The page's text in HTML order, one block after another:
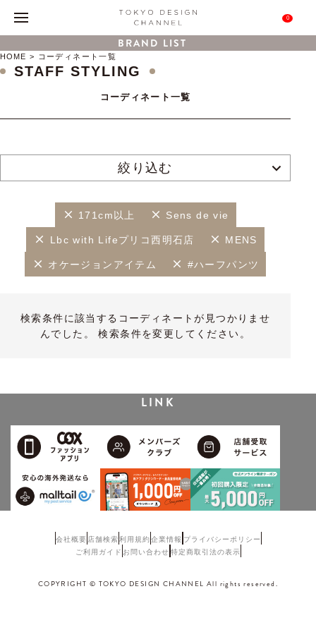
0
BRAND LIST
HOME コーディネート一覧
STAFF STYLING
コーディネート一覧
絞り込む
171cm以上 Sens de vie
Lbc with Lifeプリコ西明石店 MENS
オケージョンアイテム #ハーフパンツ
検索条件に該当するコーディネートが見つかりませ
んでした。 検索条件を変更してください。
LINK
会社概要 店舗検索利用規約企業情報 プライバシーポリシー
ご利用ガイド お問い合わせ 特定商取引法の表示
COPYRIGHT © TOKYO DESIGN CHANNEL All rights reserved.